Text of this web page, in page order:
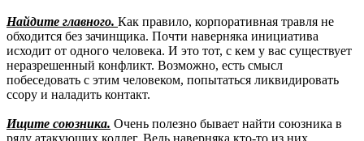
Найдите главного. Как правило, корпоративная травля не
обходится без зачинщика. Почти наверняка инициатива
исходит от одного человека. И это тот, с кем у вас существует
неразрешенный конфликт. Возможно, есть смысл
побеседовать с этим человеком, попытаться ликвидировать
ссору и наладить контакт.
Ищите союзника. Очень полезно бывает найти союзника в
ряду атакующих коллег. Ведь наверняка кто-то из них